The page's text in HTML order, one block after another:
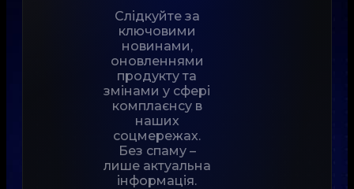
Слідкуйте за
ключовими
новинами,
оновленнями
продукту та
змінами у сфері
комплаєнсу в
наших
соцмережах.
Без спаму –
лише актуальна
інформація.